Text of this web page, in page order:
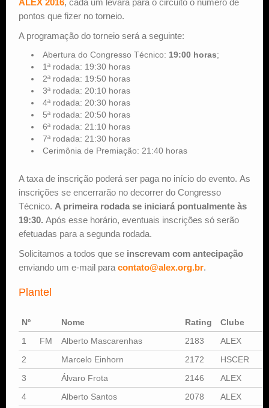
ALEX 2016, cada um levará para o circuito o número de
pontos que fizer no torneio.
A programação do torneio será a seguinte:
Abertura do Congresso Técnico: 19:00 horas;
1ª rodada: 19:30 horas
2ª rodada: 19:50 horas
3ª rodada: 20:10 horas
4ª rodada: 20:30 horas
5ª rodada: 20:50 horas
6ª rodada: 21:10 horas
7ª rodada: 21:30 horas
Cerimônia de Premiação: 21:40 horas
A taxa de inscrição poderá ser paga no início do evento. As
inscrições se encerrarão no decorrer do Congresso
Técnico. A primeira rodada se iniciará pontualmente às
19:30. Após esse horário, eventuais inscrições só serão
efetuadas para a segunda rodada.
Solicitamos a todos que se inscrevam com antecipação
enviando um e-mail para contato@alex.org.br.
Plantel
Nº Nome Rating Clube
1
FM Alberto Mascarenhas 2183
ALEX
2
Marcelo Einhorn 2172
HSCER
3
Álvaro Frota 2146
ALEX
4
Alberto Santos 2078
ALEX